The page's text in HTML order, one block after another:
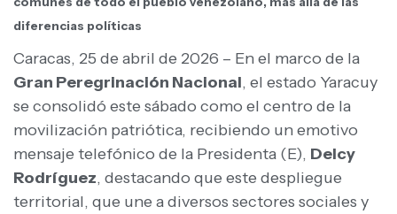
diferencias políticas
Caracas, 25 de abril de 2026 – En el marco de la
Gran Peregrinación Nacional, el estado Yaracuy
se consolidó este sábado como el centro de la
movilización patriótica, recibiendo un emotivo
mensaje telefónico de la Presidenta (E), Delcy
Rodríguez, destacando que este despliegue
territorial, que une a diversos sectores sociales y